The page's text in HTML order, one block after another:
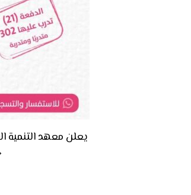
يعلن معهد التنمية